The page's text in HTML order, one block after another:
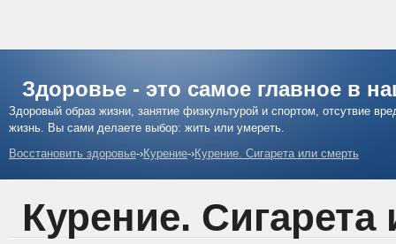
Здоровье - это самое главное в
Здоровый образ жизни, занятие физкультурой и спортом, отсутвие
жизнь. Вы сами делаете выбор: жить или умереть.
Восстановить здоровье-›Курение-›Курение. Сигарета или смерть
Курение.